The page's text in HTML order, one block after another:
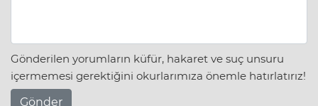
Gönderilen yorumların küfür, hakaret ve suç unsuru
içermemesi gerektiğini okurlarımıza önemle hatırlatırız!
Gönder